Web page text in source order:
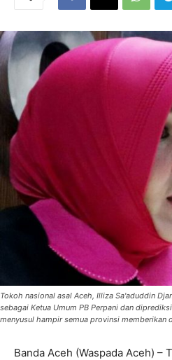
Tokoh nasional asal Aceh, Illiza Sa'aduddin
sebagai Ketua Umum PB Perpani dan
menyusul hampir semua provinsi memberikan
Banda Aceh (Waspada Aceh) –